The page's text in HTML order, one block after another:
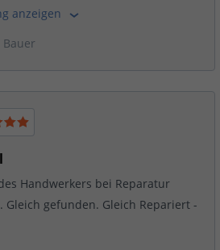
anzeigen
Bauer
Handwerkers bei Reparatur
Gleich gefunden. Gleich Repariert -